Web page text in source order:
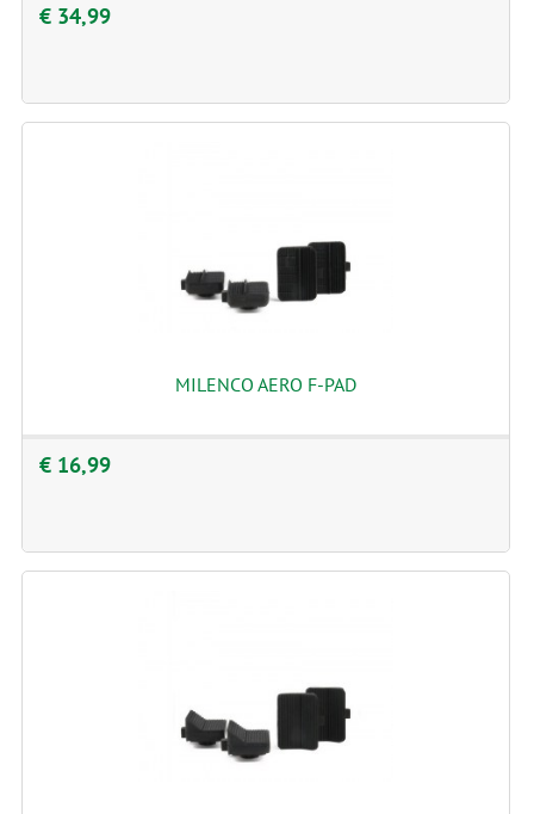
€ 34,99
MILENCO AERO F-PAD
€ 16,99